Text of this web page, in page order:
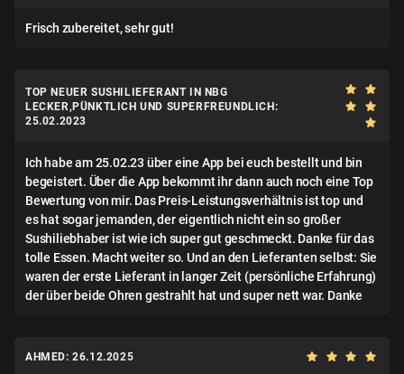
Frisch zubereitet, sehr gut!
TOP NEUER SUSHILIEFERANT IN NBG
LECKER,PÜNKTLICH UND SUPERFREUNDLICH:
25.02.2023
Ich habe am 25.02.23 über eine App bei euch bestellt und bin
begeistert. Über die App bekommt ihr dann auch noch eine Top
Bewertung von mir. Das Preis-Leistungsverhältnis ist top und
es hat sogar jemanden, der eigentlich nicht ein so großer
Sushiliebhaber ist wie ich super gut geschmeckt. Danke für das
tolle Essen. Macht weiter so. Und an den Lieferanten selbst: Sie
waren der erste Lieferant in langer Zeit (persönliche Erfahrung)
der über beide Ohren gestrahlt hat und super nett war. Danke
AHMED: 26.12.2025